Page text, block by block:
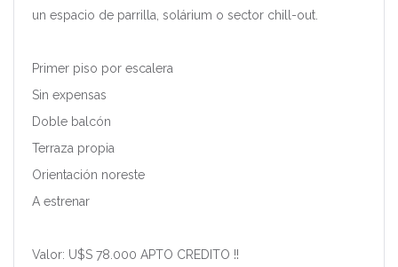
un espacio de parrilla, solárium o sector chill-out.
Primer piso por escalera
Sin expensas
Doble balcón
Terraza propia
Orientación noreste
A estrenar
Valor: U$S 78.000 APTO CREDITO !!